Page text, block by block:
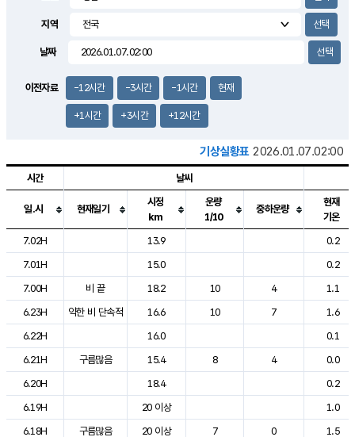
2.8m/s
지역
날짜
이전자료 -12시간 -3시간 -1시간 현재
+1시간 +3시간 +12시간
기상실황표 2026.01.07.02:00
도시별 기상실황표로 지점, 날씨, 기온, 강수, 바람, 기압등을 안내한 표입
시간 날씨
일.시 현재일기
시정
km
운량
1/10
중하운량
현재
기온
7.02H
13.9
0.2
7.01H
15.0
0.2
7.00H
비 끝 18.2 10 4
1.1
6.23H
약한 비 단속적 16.6 10 7
1.6
6.22H
16.0
0.1
6.21H
구름많음 15.4 8 4
0.0
6.20H
18.4
0.2
6.19H
20 이상
1.0
6.18H
구름많음 20 이상 7 0
1.5